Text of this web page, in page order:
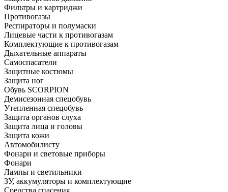
Фильтры и картриджи
Противогазы
Респираторы и полумаски
Лицевые части к противогазам
Комплектующие к противогазам
Дыхательные аппараты
Самоспасатели
Защитные костюмы
Защита ног
Обувь SCORPION
Демисезонная спецобувь
Утепленная спецобувь
Защита органов слуха
Защита лица и головы
Защита кожи
Автомобилисту
Фонари и световые приборы
Фонари
Лампы и светильники
ЗУ, аккумуляторы и комплектующие